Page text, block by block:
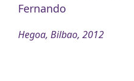
Fernando
Hegoa, Bilbao, 2012